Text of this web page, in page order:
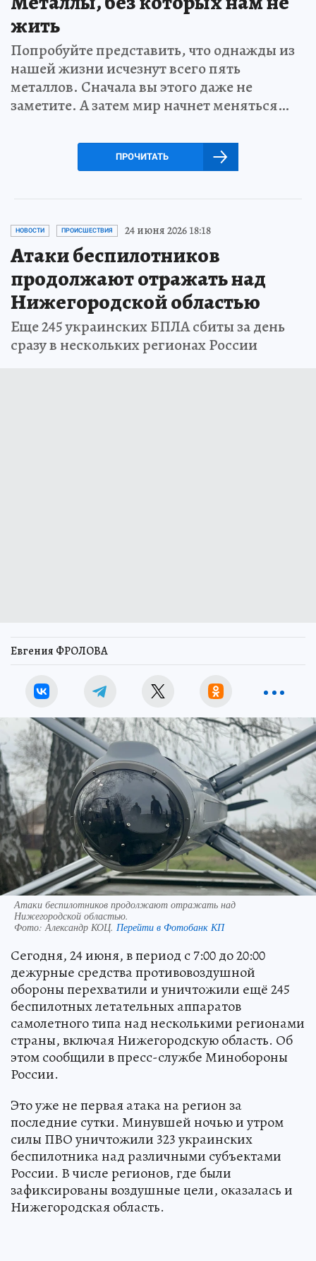
жить
Попробуйте представить, что однажды из
нашей жизни исчезнут всего пять
металлов. Сначала вы этого даже не
заметите. А затем мир начнет меняться…
ПРОЧИТАТЬ
НОВОСТИ ПРОИСШЕСТВИЯ 24 июня 2026 18:18
Атаки беспилотников
продолжают отражать над
Нижегородской областью
Еще 245 украинских БПЛА сбиты за день
сразу в нескольких регионах России
Евгения ФРОЛОВА
Атаки беспилотников продолжают отражать над
Нижегородской областью.
Фото:Александр КОЦ. Перейти в Фотобанк КП
Сегодня, 24 июня, в период с 7:00 до 20:00
дежурные средства противовоздушной
обороны перехватили и уничтожили ещё 245
беспилотных летательных аппаратов
самолетного типа над несколькими регионами
страны, включая Нижегородскую область. Об
этом сообщили в пресс-службе Минобороны
России.
Это уже не первая атака на регион за
последние сутки. Минувшей ночью и утром
силы ПВО уничтожили 323 украинских
беспилотника над различными субъектами
России. В числе регионов, где были
зафиксированы воздушные цели, оказалась и
Нижегородская область.